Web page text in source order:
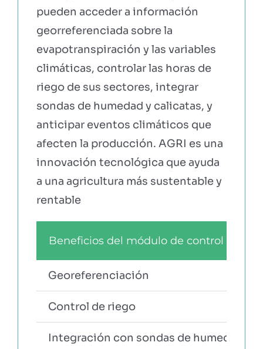
pueden acceder a información
georreferenciada sobre la
evapotranspiración y las variables
climáticas, controlar las horas de
riego de sus sectores, integrar
sondas de humedad y calicatas, y
anticipar eventos climáticos que
afecten la producción. AGRI es una
innovación tecnológica que ayuda
a una agricultura más sustentable y
rentable
Beneficios del módulo de control de
Georeferenciación
Control de riego
Integración con sondas de humedad